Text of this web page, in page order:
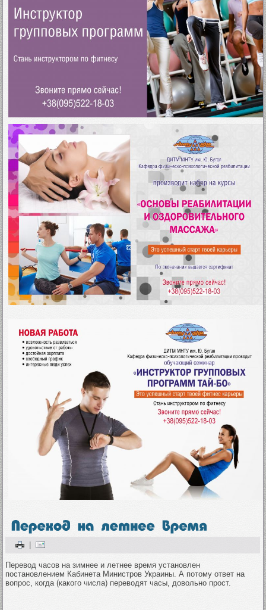
|
Перевод часов на зимнее и летнее время установлен
постановлением Кабинета Министров Украины. А потому ответ на
вопрос, когда (какого числа) переводят часы, довольно прост.